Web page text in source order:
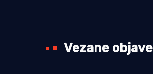
Vezane objave